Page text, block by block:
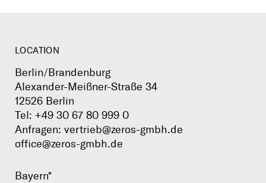
LOCATION
Berlin/Brandenburg
Alexander-Meißner-Straße 34
12526 Berlin
Tel: +49 30 67 80 999 0
Anfragen: vertrieb@zeros-gmbh.de
office@zeros-gmbh.de
Bayern*